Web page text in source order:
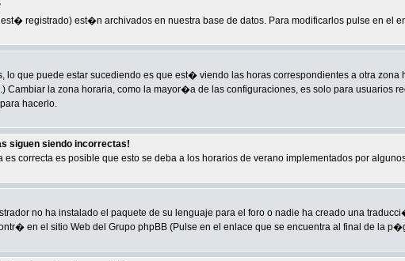
registrado) est�n archivados en nuestra base de datos. Para modificarlos pulse en el
lo que puede estar sucediendo es que est� viendo las horas correspondientes a otra
Cambiar la zona horaria, como la mayor�a de las configuraciones, es solo para
hacerlo.
siguen siendo incorrectas!
correcta es posible que esto se deba a los horarios de verano implementados por
no ha instalado el paquete de su lenguaje para el foro o nadie ha creado una
en el sitio Web del Grupo phpBB (Pulse en el enlace que se encuentra al final de la